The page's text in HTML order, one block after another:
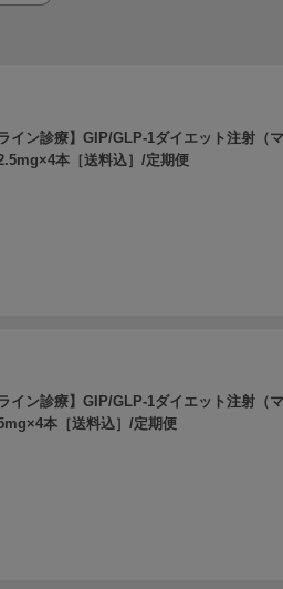
ライン診療】GIP/GLP-1ダイエット注射（
本［送料込］/定期便
ライン診療】GIP/GLP-1ダイエット注射（
本［送料込］/定期便